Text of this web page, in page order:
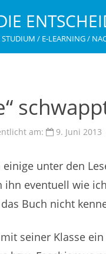
/ E-LEARNING /
am: 9. Juni 2013
unter den
ihn eventuell wie
Buch nicht
seiner Klasse